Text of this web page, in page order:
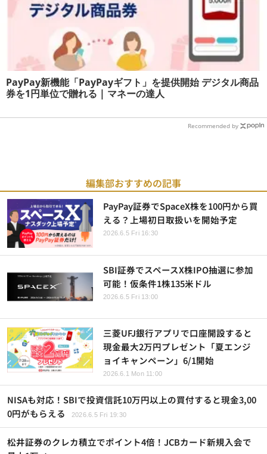
PayPay新機能「PayPayギフト」を提供開始 デジタル商品
券を1円単位で贈れる | マネーの達人
Recommended by
編集部おすすめの記事
PayPay証券でSpaceX株を100円から買
える？上場初日取扱いを開始予定
2026.6.5 Fri 16:30
SBI証券でスペースX株IPO抽選に参加
可能！仮条件1株135米ドル
2026.6.5 Fri 13:00
三菱UFJ銀行アプリで口座開設すると
現金最大2万円プレゼント「夏エンジ
ョイキャンペーン」6/1開始
2026.6.1 Mon 11:00
NISAも対応！SBIで投資信託10万円以上の買付すると現金3,00
0円がもらえる
2026.6.5 Fri 19:30
松井証券のクレカ積立でポイント4倍！JCBカード新規入会で